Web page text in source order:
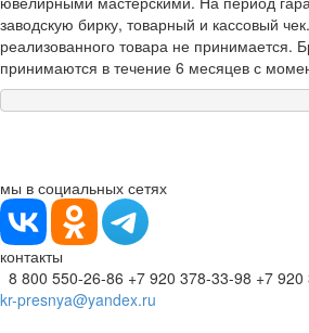
заводскую бирку, товарный и кассовый
реализованного товара не принимается.
принимаются в течение 6 месяцев с
мы в социальных сетях
контакты
8 800 550-26-86 +7 920 378-33-98 +7 920
kr-presnya@yandex.ru